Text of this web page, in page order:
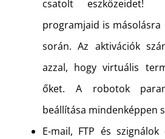
csatolt eszközeidet!
programjaid is másolásra
során. Az aktivációk
azzal, hogy virtuális
őket. A robotok
beállítása mindenképpen
E-mail, FTP és